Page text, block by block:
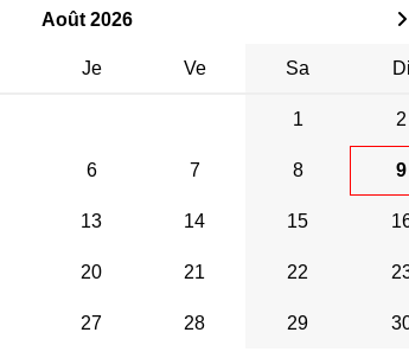
Août 2026
Je Ve Sa Di
1 2
6 7 8 9
13 14 15
20 21 22
27 28 29